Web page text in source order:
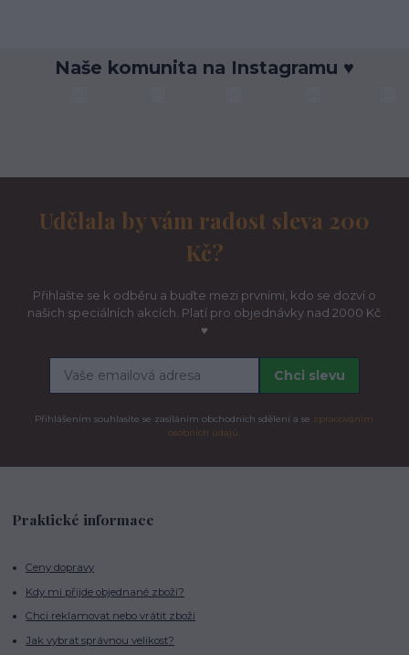
Naše komunita na Instagramu ♥
Udělala by vám radost sleva 200
Kč?
Přihlašte se k odběru a buďte mezi prvními, kdo se dozví o
našich speciálních akcích. Platí pro objednávky nad 2000 Kč
♥
Chci slevu
Přihlášením souhlasíte se zasíláním obchodních sdělení a se zpracováním
osobních údajů.
Praktické informace
Ceny dopravy
Kdy mi přijde objednané zboží?
Chci reklamovat nebo vrátit zboží
Jak vybrat správnou velikost?